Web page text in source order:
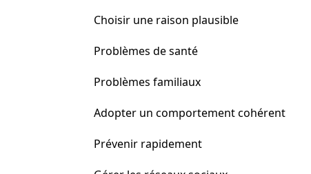
Choisir une raison plausible
Problèmes de santé
Problèmes familiaux
Adopter un comportement cohérent
Prévenir rapidement